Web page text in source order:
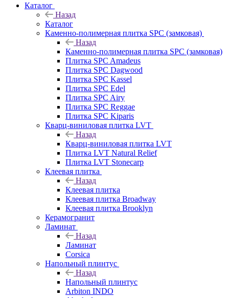
Каталог
Назад
Каталог
Каменно-полимерная плитка SPC (замковая)
Назад
Каменно-полимерная плитка SPC (замковая)
Плитка SPC Amadeus
Плитка SPC Dagwood
Плитка SPC Kassel
Плитка SPC Edel
Плитка SPC Airy
Плитка SPC Reggae
Плитка SPC Kiparis
Кварц-виниловая плитка LVT
Назад
Кварц-виниловая плитка LVT
Плитка LVT Natural Relief
Плитка LVT Stonecarp
Клеевая плитка
Назад
Клеевая плитка
Клеевая плитка Broadway
Клеевая плитка Brooklyn
Керамогранит
Ламинат
Назад
Ламинат
Corsica
Напольный плинтус
Назад
Напольный плинтус
Arbiton INDO